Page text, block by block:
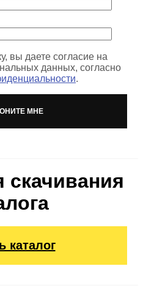
вы даете согласие на
данных, согласно
.
каталог